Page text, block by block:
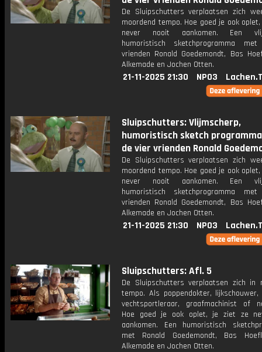
De Sluipschutters verplaatsen zich
moordend tempo. Hoe goed je ook
never nooit aankomen. Een
humoristisch sketchprogramma
vrienden Ronald Goedemondt, Bas
Alkemade en Jochen Otten.
21-11-2025 21:30 NPO3
Sluipschutters: Vlijmscherp,
humoristisch sketch
de vier vrienden Ronald
De Sluipschutters verplaatsen zich
moordend tempo. Hoe goed je ook
never nooit aankomen. Een
humoristisch sketchprogramma
vrienden Ronald Goedemondt, Bas
Alkemade en Jochen Otten.
21-11-2025 21:30 NPO3
Sluipschutters: Afl. 5
De Sluipschutters verplaatsen zich in
tempo. Als poppendokter, lijkschouwer,
vechtsportleraar, graafmachinist of
Hoe goed je ook oplet, je ziet ze
aankomen. Een humoristisch
met Ronald Goedemondt, Bas
Alkemade en Jochen Otten.